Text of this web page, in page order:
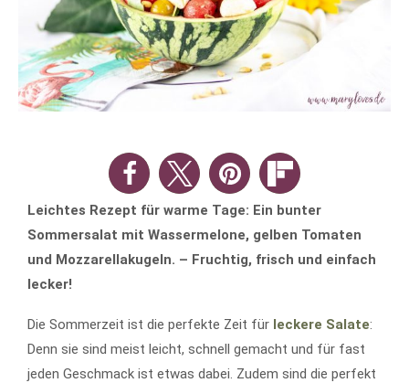
Leichtes Rezept für warme Tage: Ein bunter
Sommersalat mit Wassermelone, gelben Tomaten
und Mozzarellakugeln. – Fruchtig, frisch und einfach
lecker!
Die Sommerzeit ist die perfekte Zeit für leckere Salate:
Denn sie sind meist leicht, schnell gemacht und für fast
jeden Geschmack ist etwas dabei. Zudem sind die perfekt